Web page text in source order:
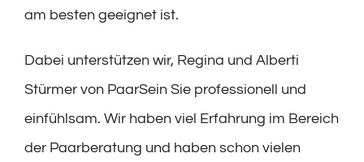
am besten geeignet ist.
Dabei unterstützen wir, Regina und Alberti
Stürmer von PaarSein Sie professionell und
einfühlsam. Wir haben viel Erfahrung im Bereich
der Paarberatung und haben schon vielen